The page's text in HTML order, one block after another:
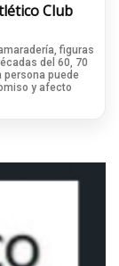
Club
figuras
del 60, 70
persona puede
y afecto